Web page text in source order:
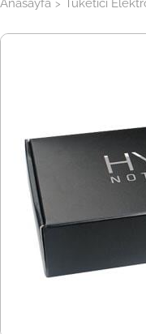
Anasayfa > Tüketici